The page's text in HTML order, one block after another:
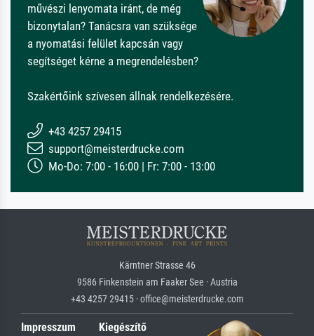
művészi lenyomata iránt, de még
bizonytalan? Tanácsra van szüksége
a nyomatási felület kapcsán vagy
segítséget kérne a megrendelésben?
Szakértőink szívesen állnak rendelkezésére.
+43 4257 29415
support@meisterdrucke.com
Mo-Do: 7:00 - 16:00 | Fr: 7:00 - 13:00
Kärntner Strasse 46
9586 Finkenstein am Faaker See · Austria
+43 4257 29415 · office@meisterdrucke.com
Impresszum
Kiegészítő